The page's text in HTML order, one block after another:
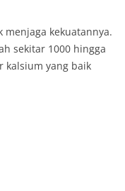
kekuatannya.
sekitar 1000 hingga
kalsium yang baik